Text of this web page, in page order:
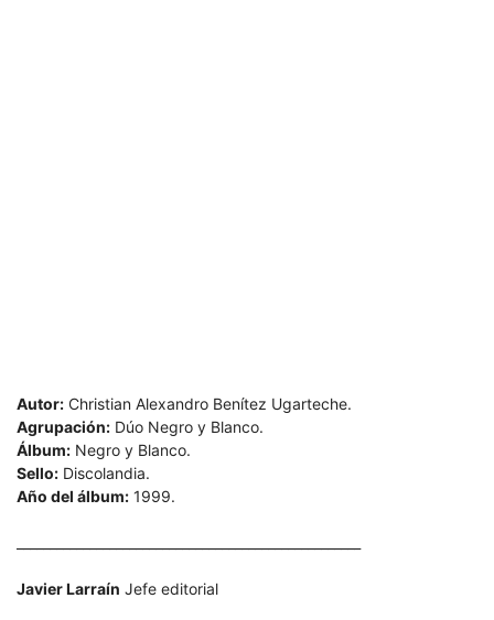
Autor: Christian Alexandro Benítez Ugarteche.
Agrupación: Dúo Negro y Blanco.
Álbum: Negro y Blanco.
Sello: Discolandia.
Año del álbum: 1999.
Javier Larraín Jefe editorial